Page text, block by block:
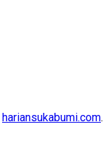
hariansukabumi.com.